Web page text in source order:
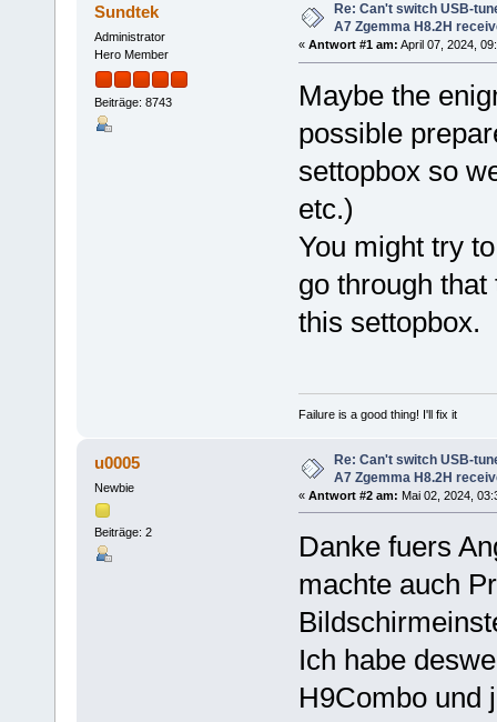
Sundtek
Administrator
Hero Member
Beiträge: 8743
Re: Can't switch USB-
A7 Zgemma H8.2H
« Antwort #1 am: April 07, 2024,
Maybe the
possible
settopbox so
etc.)
You might try
go through
this settopbox.
Failure is a good thing! I'll fix it
u0005
Newbie
Beiträge: 2
Re: Can't switch USB-
A7 Zgemma H8.2H
« Antwort #2 am: Mai 02, 2024,
Danke fuers
machte auch
Ich habe
H9Combo und